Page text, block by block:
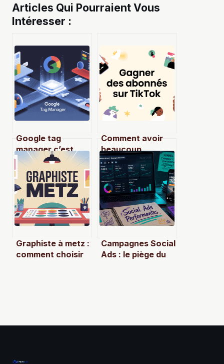
Articles Qui Pourraient Vous
Intéresser :
Google tag
manager c’est
quoi et comment
bien l’utiliser en
pratique
Comment avoir
beaucoup
d’abonnés sur
tiktok sans payer
ni tricher
Graphiste à metz :
comment choisir
Campagnes Social
Ads : le piège du